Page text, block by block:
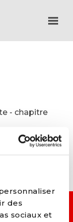
des
sociaux et
- chapitre